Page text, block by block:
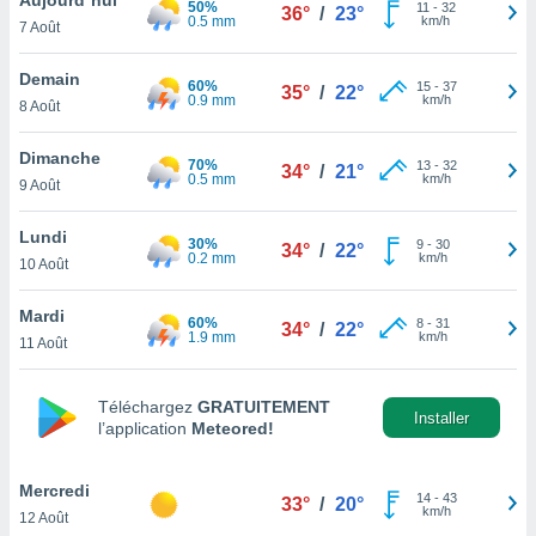
et
»,
au
vous
qu'ils
ou
le
ainsi
un
la
du
7 Août
50%
0.5 mm
36° / 23° 11 - 32
km/h
Demain
8 Août
60%
0.9 mm
35° / 22° 15- 37
km/h
Dimanche
9 Août
70%
0.5 mm
34° / 21° 13- 32
km/h
Lundi
10 Août
30%
0.2 mm
34° / 22° 9- 30
km/h
Mardi
11 Août
60%
1.9 mm
34° / 22° 8- 31
km/h
Téléchargez GRATUITEMENT
l’application Meteored!
Installer
Mercredi
12 Août
33° / 20° 14- 43
km/h